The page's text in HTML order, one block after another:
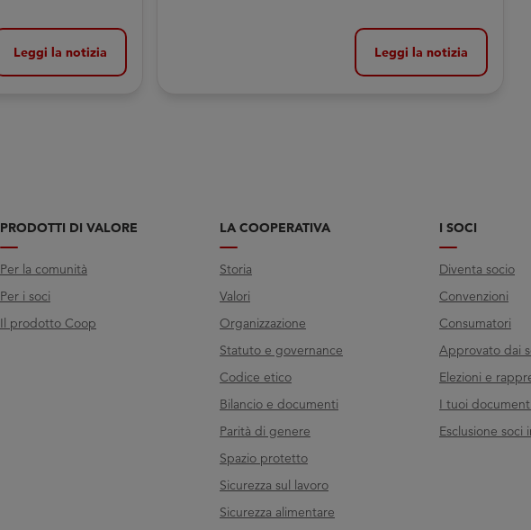
Leggi la notizia Leggi la notizia
PRODOTTI DI VALORE
Per la comunità
Per i soci
Il prodotto Coop
LA COOPERATIVA
Storia
Valori
Organizzazione
Statuto e governance
Codice etico
Bilancio e documenti
Parità di genere
Spazio protetto
Sicurezza sul lavoro
Sicurezza alimentare
I SOCI
Diventa socio
Convenzioni
Consumatori
Approvato dai
Elezioni e
I tuoi
Esclusione soci